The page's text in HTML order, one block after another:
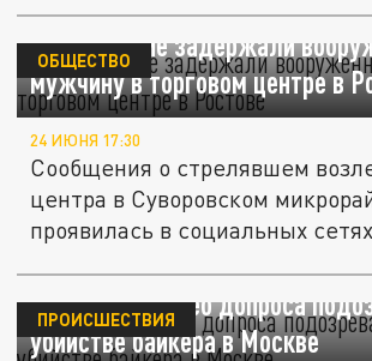
Полицейские задержали
мужчину в торговом центре в
ОБЩЕСТВО
24 ИЮНЯ 17:30
Сообщения о стрелявшем
центра в Суворовском
проявилась в социальных
Появилось видео допроса
убийстве байкера в Москве
ПРОИСШЕСТВИЯ